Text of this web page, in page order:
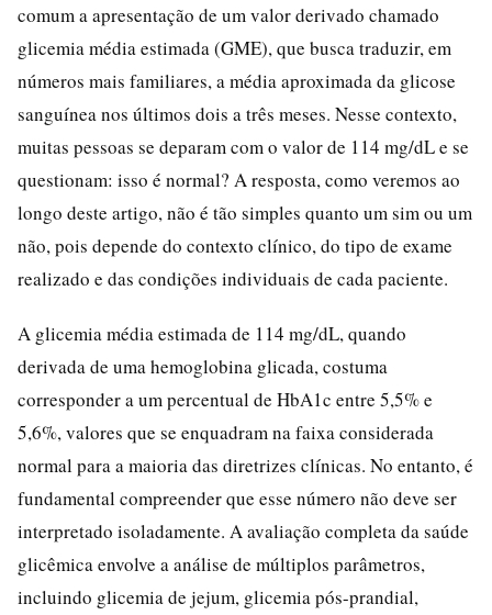
comum a apresentação de um valor derivado chamado
glicemia média estimada (GME), que busca traduzir, em
números mais familiares, a média aproximada da glicose
sanguínea nos últimos dois a três meses. Nesse contexto,
muitas pessoas se deparam com o valor de 114 mg/dL e se
questionam: isso é normal? A resposta, como veremos ao
longo deste artigo, não é tão simples quanto um sim ou um
não, pois depende do contexto clínico, do tipo de exame
realizado e das condições individuais de cada paciente.
A glicemia média estimada de 114 mg/dL, quando
derivada de uma hemoglobina glicada, costuma
corresponder a um percentual de HbA1c entre 5,5% e
5,6%, valores que se enquadram na faixa considerada
normal para a maioria das diretrizes clínicas. No entanto, é
fundamental compreender que esse número não deve ser
interpretado isoladamente. A avaliação completa da saúde
glicêmica envolve a análise de múltiplos parâmetros,
incluindo glicemia de jejum, glicemia pós-prandial,